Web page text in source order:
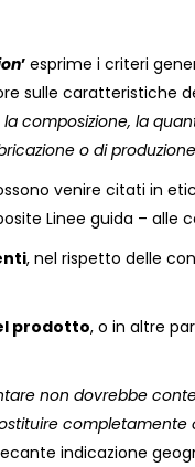
’ esprime i criteri
sulle caratteristiche
composizione, la
o di produzione
venire citati in
Linee guida – alle
, nel rispetto delle
prodotto, o in altre
non dovrebbe
completamente
indicazione